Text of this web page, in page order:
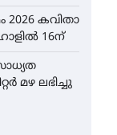
2026 കവിതാ
16ന്
മഴ ലഭിച്ചു